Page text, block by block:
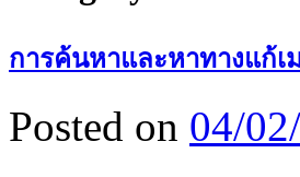
การค้นหาและหาทางแก้เ
Posted on 04/